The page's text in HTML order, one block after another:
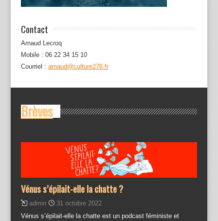
Contact
Arnaud Lecroq
Mobile : 06 22 34 15 10
Courriel : arnaud@culture276.fr
Brèves
Vénus s’épilait-elle la chatte ?
admin
31 octobre 2022
Vénus s’épilait-elle la chatte est un podcast féministe et